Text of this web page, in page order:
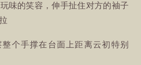
味的笑容，伸手扯住对方的袖子
个手撑在台面上距离云初特别